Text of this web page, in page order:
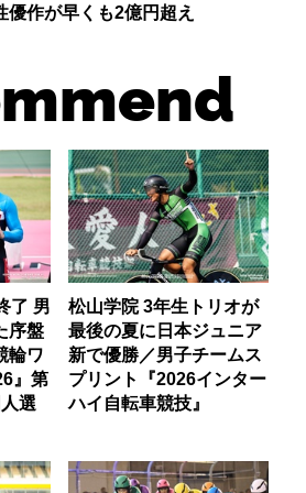
優作が早くも2億円超え
了 男
序盤
輪ワ
』第
選
松山学院 3年生トリオが
最後の夏に日本ジュニア
新で優勝／男子チームス
プリント『2026インター
ハイ自転車競技』